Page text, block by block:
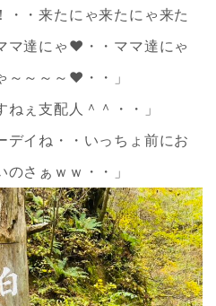
・・来たにゃ来たにゃ来た
マ達にゃ❤・・ママ達にゃ
～～～❤・・」
ぇ支配人＾＾・・」
デイね・・いっちょ前にお
さぁｗｗ・・」